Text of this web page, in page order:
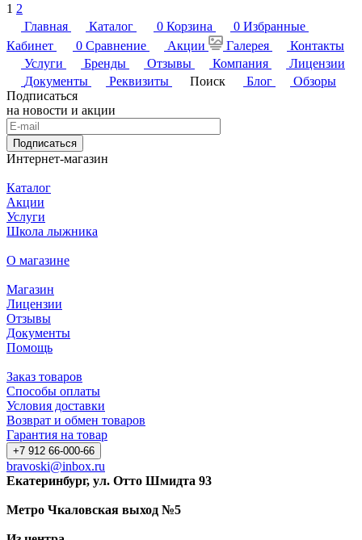
1 2
Главная
Каталог 0 Корзина 0 Избранные
Кабинет
0 Сравнение Акции Галерея
Контакты
Услуги
Бренды Отзывы Компания
Лицензии
Документы
Реквизиты Поиск Блог
Обзоры
Подписаться
на новости и акции
Подписаться
Интернет-магазин
Каталог
Акции
Услуги
Школа лыжника
О магазине
Магазин
Лицензии
Отзывы
Документы
Помощь
Заказ товаров
Способы оплаты
Условия доставки
Возврат и обмен товаров
Гарантия на товар
+7 912 66-000-66
bravoski@inbox.ru
Екатеринбург, ул. Отто Шмидта 93
Метро Чкаловская выход №5